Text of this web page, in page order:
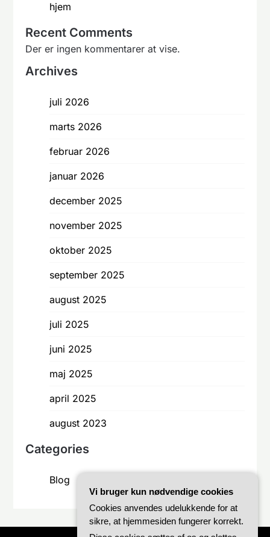
hjem
Recent Comments
Der er ingen kommentarer at vise.
Archives
juli 2026
marts 2026
februar 2026
januar 2026
december 2025
november 2025
oktober 2025
september 2025
august 2025
juli 2025
juni 2025
maj 2025
april 2025
august 2023
Categories
Blog
Vi bruger kun nødvendige cookies
Cookies anvendes udelukkende for at
sikre, at hjemmesiden fungerer korrekt.